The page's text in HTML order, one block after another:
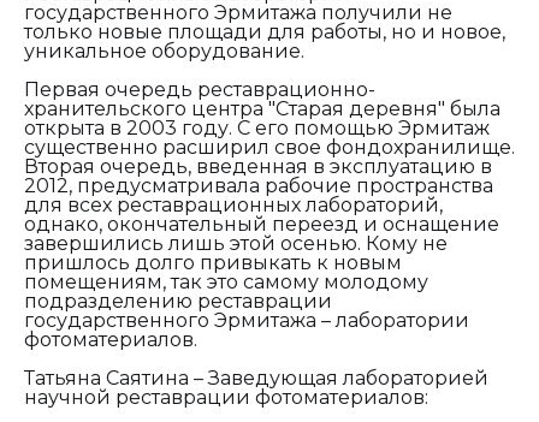
государственного Эрмитажа получили не
только новые площади для работы, но и новое,
уникальное оборудование.
Первая очередь реставрационно-
хранительского центра "Старая деревня" была
открыта в 2003 году. С его помощью Эрмитаж
существенно расширил свое фондохранилище.
Вторая очередь, введенная в эксплуатацию в
2012, предусматривала рабочие пространства
для всех реставрационных лабораторий,
однако, окончательный переезд и оснащение
завершились лишь этой осенью. Кому не
пришлось долго привыкать к новым
помещениям, так это самому молодому
подразделению реставрации
государственного Эрмитажа – лаборатории
фотоматериалов.
Татьяна Саятина – Заведующая лабораторией
научной реставрации фотоматериалов: